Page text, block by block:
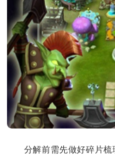
分解前需先做好碎片